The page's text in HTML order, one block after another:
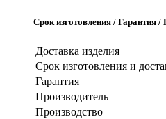
Срок изготовления / Гарантия /
Доставка изделия
Срок изготовления и
Гарантия
Производитель
Производство